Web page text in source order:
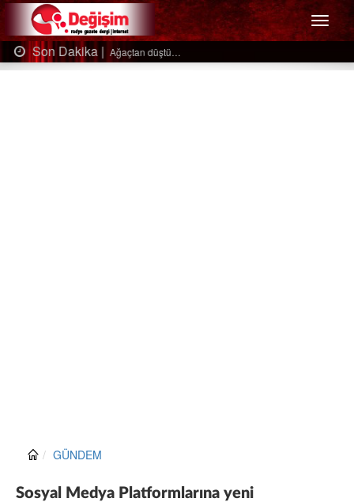
Menü
Son Dakika | Ağaçtan düştü…
GÜNDEM
Sosyal Medya Platformlarına yeni